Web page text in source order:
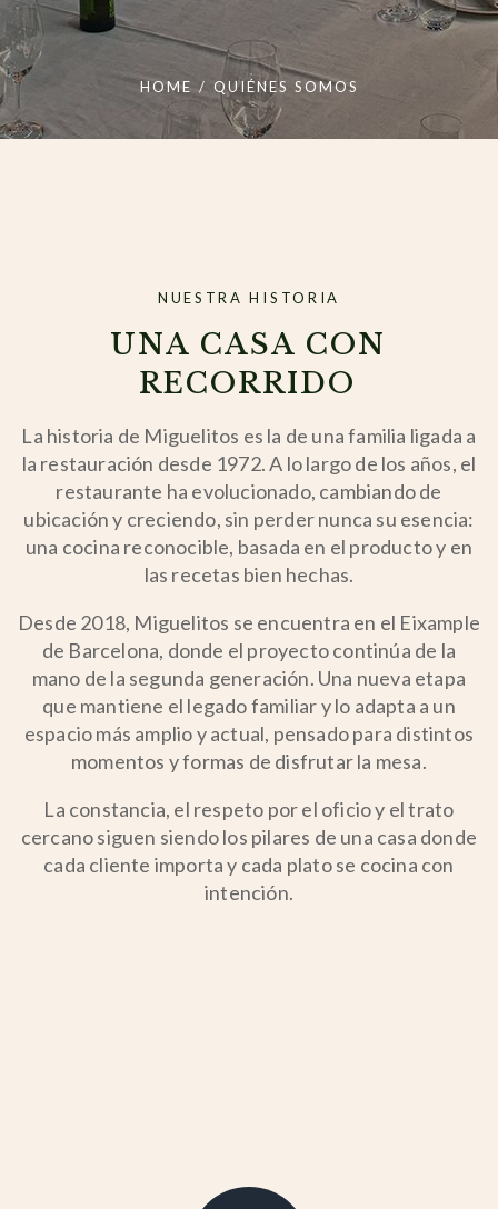
HOME / QUIÉNES SOMOS
NUESTRA HISTORIA
UNA CASA CON
RECORRIDO
La historia de Miguelitos es la de una familia ligada a
la restauración desde 1972. A lo largo de los años, el
restaurante ha evolucionado, cambiando de
ubicación y creciendo, sin perder nunca su esencia:
una cocina reconocible, basada en el producto y en
las recetas bien hechas.
Desde 2018, Miguelitos se encuentra en el Eixample
de Barcelona, donde el proyecto continúa de la
mano de la segunda generación. Una nueva etapa
que mantiene el legado familiar y lo adapta a un
espacio más amplio y actual, pensado para distintos
momentos y formas de disfrutar la mesa.
La constancia, el respeto por el oficio y el trato
cercano siguen siendo los pilares de una casa donde
cada cliente importa y cada plato se cocina con
intención.